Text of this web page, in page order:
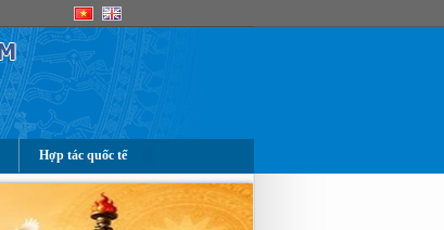
Hợp tác quốc tế